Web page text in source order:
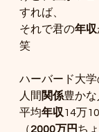
すれば、
それで君の年収
笑
ハーバード大学
人間 関係豊かな
平均年収14万
（2000万円 ち